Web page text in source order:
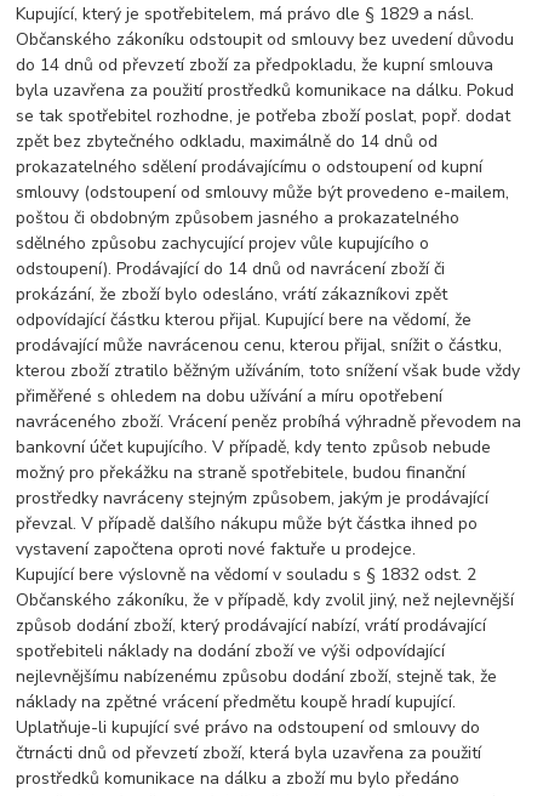
Kupující, který je spotřebitelem, má právo dle § 1829 a násl.
Občanského zákoníku odstoupit od smlouvy bez uvedení důvodu
do 14 dnů od převzetí zboží za předpokladu, že kupní smlouva
byla uzavřena za použití prostředků komunikace na dálku. Pokud
se tak spotřebitel rozhodne, je potřeba zboží poslat, popř. dodat
zpět bez zbytečného odkladu, maximálně do 14 dnů od
prokazatelného sdělení prodávajícímu o odstoupení od kupní
smlouvy (odstoupení od smlouvy může být provedeno e-mailem,
poštou či obdobným způsobem jasného a prokazatelného
sdělného způsobu zachycující projev vůle kupujícího o
odstoupení). Prodávající do 14 dnů od navrácení zboží či
prokázání, že zboží bylo odesláno, vrátí zákazníkovi zpět
odpovídající částku kterou přijal. Kupující bere na vědomí, že
prodávající může navrácenou cenu, kterou přijal, snížit o částku,
kterou zboží ztratilo běžným užíváním, toto snížení však bude vždy
přiměřené s ohledem na dobu užívání a míru opotřebení
navráceného zboží. Vrácení peněz probíhá výhradně převodem na
bankovní účet kupujícího. V případě, kdy tento způsob nebude
možný pro překážku na straně spotřebitele, budou finanční
prostředky navráceny stejným způsobem, jakým je prodávající
převzal. V případě dalšího nákupu může být částka ihned po
vystavení započtena oproti nové faktuře u prodejce.
Kupující bere výslovně na vědomí v souladu s § 1832 odst. 2
Občanského zákoníku, že v případě, kdy zvolil jiný, než nejlevnější
způsob dodání zboží, který prodávající nabízí, vrátí prodávající
spotřebiteli náklady na dodání zboží ve výši odpovídající
nejlevnějšímu nabízenému způsobu dodání zboží, stejně tak, že
náklady na zpětné vrácení předmětu koupě hradí kupující.
Uplatňuje-li kupující své právo na odstoupení od smlouvy do
čtrnácti dnů od převzetí zboží, která byla uzavřena za použití
prostředků komunikace na dálku a zboží mu bylo předáno